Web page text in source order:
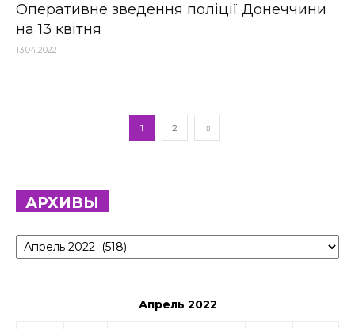
Оперативне зведення поліції Донеччини
на 13 квітня
13.04.2022
1 2
АРХИВЫ
Архивы
Апрель 2022